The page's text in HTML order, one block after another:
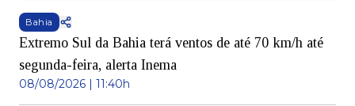
Bahia
Extremo Sul da Bahia terá ventos de até 70 km/h até
segunda-feira, alerta Inema
08/08/2026 | 11:40h